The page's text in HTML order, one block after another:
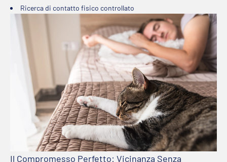
Ricerca di contatto fisico controllato
Il Compromesso Perfetto: Vicinanza Senza